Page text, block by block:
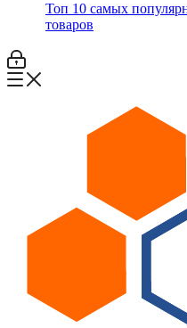
Топ 10 самых
товаров